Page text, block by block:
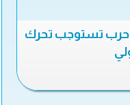
حرب تستوجب تحرك